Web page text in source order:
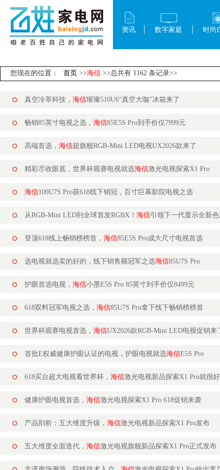
资讯 数字家庭 时尚
您现在的位置： 首页 >>海信 >>总共有 1162 条记录>>
真空冷萃科技， 海信璀璨510U6“真空大咖”冰箱来了
畅销85英寸电视之选， 海信85E5S Pro到手价仅7999元
高端首选， 海信超旗舰RGB-Mini LED电视UX2026款来了
精彩尽收眼底，世界杯观赛电视就选海信激光电视探索X1 Pro
海信100U7S Pro获618线下销冠，百寸巨幕影院电视之选
从RGB-Mini LED到全球首发RGBX！ 海信引领下一代显示全新
登顶618线上畅销榜榜首， 海信85E5S Pro成大尺寸电视首选
选电视就选卖的好的，线下销售额冠军之选海信85U7S Pro
护眼首选电视， 海信小墨E5S Pro 85英寸到手价仅8499元
618双料冠军电视之选， 海信85U7S Pro拿下线下畅销榜榜首
世界杯观赛电视首选， 海信UX2026款RGB-Mini LED电视促销来
首批E权威健康护眼认证的电视，护眼电视就选海信E5S Pro
618买台超大电视看世界杯， 海信激光电视新品探索X1 Pro就很好
健康护眼电视首选， 海信激光电视探索X1 Pro 618促销来袭
产品剖析：五大维度升级， 海信激光电视新品探索X1 Pro发布
五大维度全面迭代， 海信激光电视旗舰新品探索X1 Pro正式发布